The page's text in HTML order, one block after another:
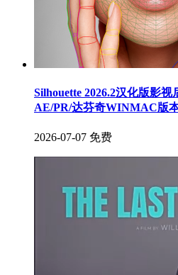
Silhouette 2026.2汉化版影
AE/PR/达芬奇WINMAC版
2026-07-07 免费